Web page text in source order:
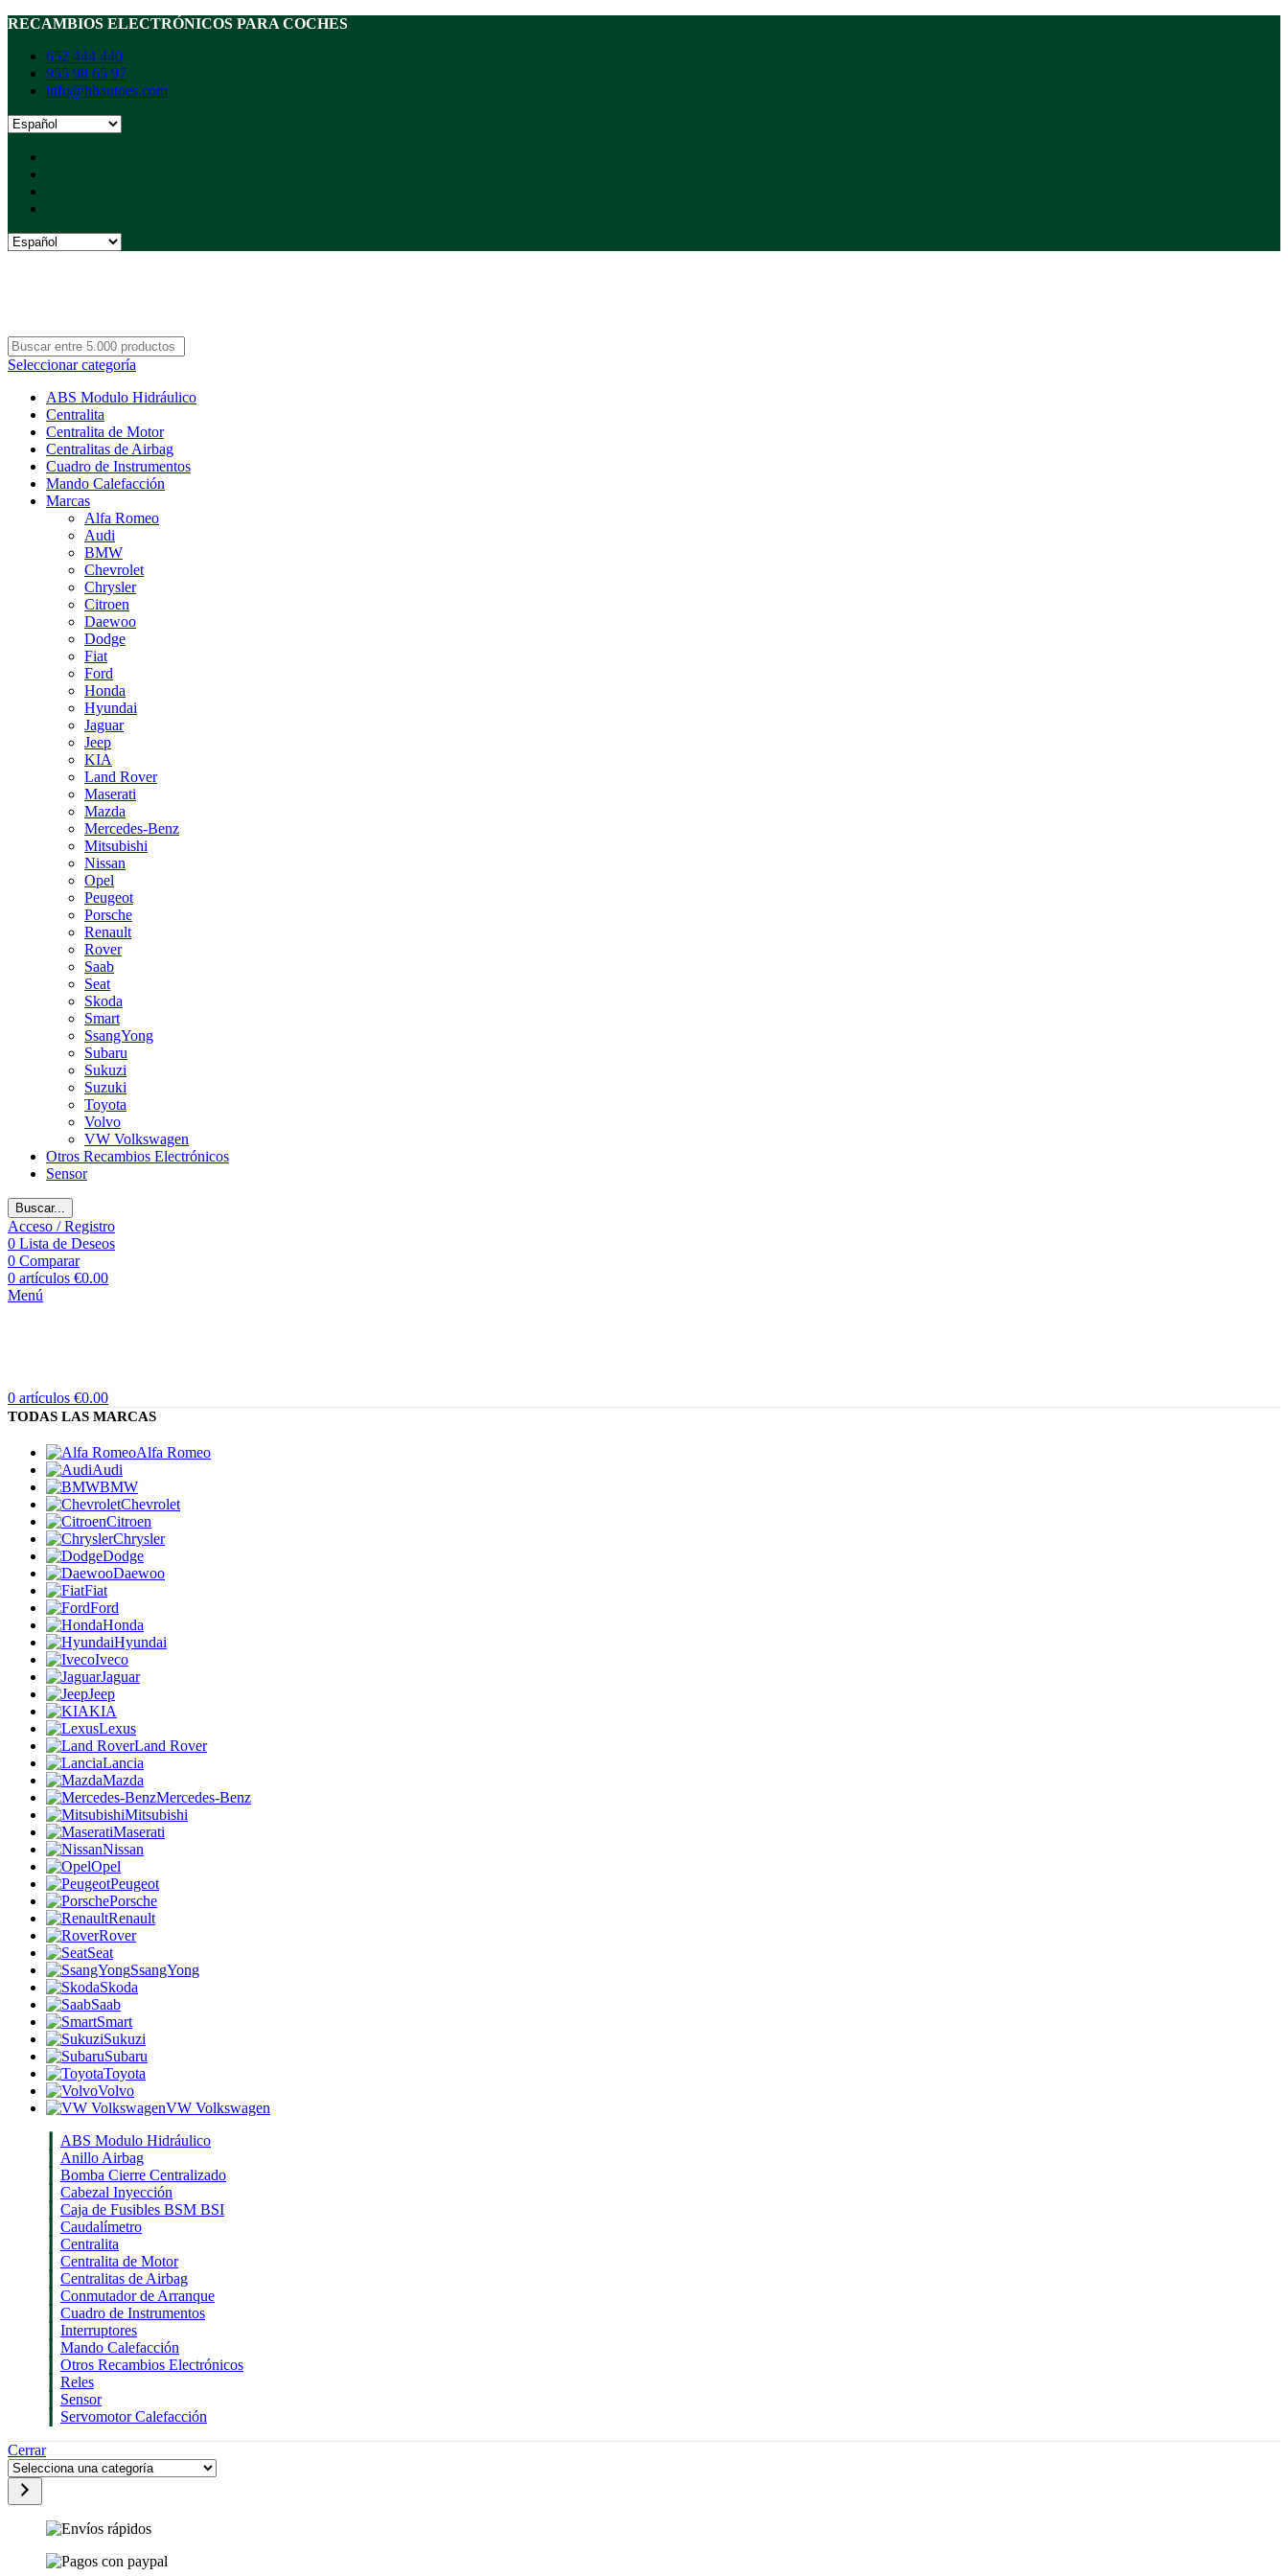
RECAMBIOS ELECTRÓNICOS PARA COCHES
652 444 440
955 98 65 97
info@hbautoes.com
Seleccionar categoría
ABS Modulo Hidráulico
Centralita
Centralita de Motor
Centralitas de Airbag
Cuadro de Instrumentos
Mando Calefacción
Marcas
Alfa Romeo
Audi
BMW
Chevrolet
Chrysler
Citroen
Daewoo
Dodge
Fiat
Ford
Honda
Hyundai
Jaguar
Jeep
KIA
Land Rover
Maserati
Mazda
Mercedes-Benz
Mitsubishi
Nissan
Opel
Peugeot
Porsche
Renault
Rover
Saab
Seat
Skoda
Smart
SsangYong
Subaru
Sukuzi
Suzuki
Toyota
Volvo
VW Volkswagen
Otros Recambios Electrónicos
Sensor
Buscar...
Acceso / Registro
0 Lista de Deseos
0 Comparar
0 artículos €0.00
Menú
0 artículos €0.00
TODAS LAS MARCAS
Alfa Romeo
Audi
BMW
Chevrolet
Citroen
Chrysler
Dodge
Daewoo
Fiat
Ford
Honda
Hyundai
Iveco
Jaguar
Jeep
KIA
Lexus
Land Rover
Lancia
Mazda
Mercedes-Benz
Mitsubishi
Maserati
Nissan
Opel
Peugeot
Porsche
Renault
Rover
Seat
SsangYong
Skoda
Saab
Smart
Sukuzi
Subaru
Toyota
Volvo
VW Volkswagen
ABS Modulo Hidráulico
Anillo Airbag
Bomba Cierre Centralizado
Cabezal Inyección
Caja de Fusibles BSM BSI
Caudalímetro
Centralita
Centralita de Motor
Centralitas de Airbag
Conmutador de Arranque
Cuadro de Instrumentos
Interruptores
Mando Calefacción
Otros Recambios Electrónicos
Reles
Sensor
Servomotor Calefacción
Cerrar
Selecciona
una
categoría